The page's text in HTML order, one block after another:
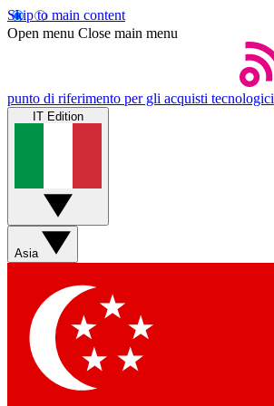
Skip to main content
Open menu Close main menu
punto di riferimento per gli acquisti tecnologici
IT Edition
Asia